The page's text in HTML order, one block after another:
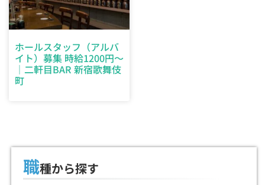
ホールスタッフ（アルバ
イト）募集 時給1200円～
｜二軒目BAR 新宿歌舞伎
町
職種から探す